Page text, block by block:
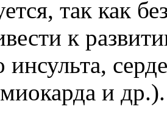
так как
к
инсульта,
и др.).